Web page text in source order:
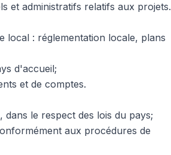
et administratifs relatifs aux projets.
local : réglementation locale, plans
d'accueil;
et de comptes.
le respect des lois du pays;
aux procédures de